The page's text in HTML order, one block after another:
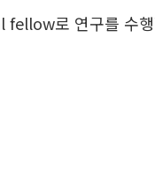
fellow로 연구를 수